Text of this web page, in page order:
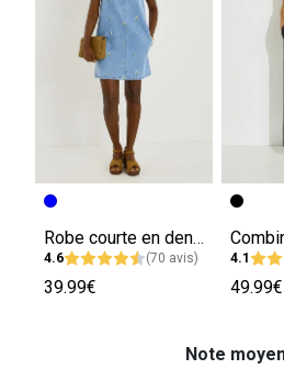
Robe courte en denim broderies florales
4.6 (70 avis)
39.99€
4.1
49.99€
Note